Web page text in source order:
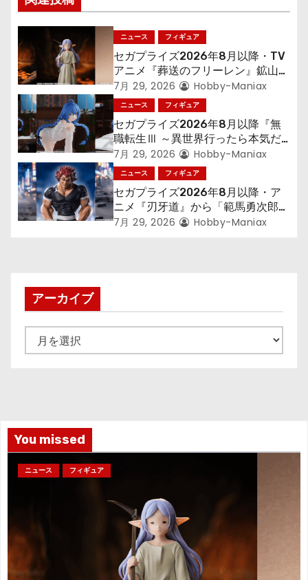
シ
ョ
ン
ニュース フィギュア
セガプライズ2026年8月以降・TV
アニメ『葬送のフリーレン』鉱山で
300年働くことになっっちゃった
「フリーレン」を立体化！
7月 29, 2026 Hobby-Maniax
ニュース フィギュア
セガプライズ2026年8月以降『無
職転生Ⅲ ～異世界行ったら本気だ
す～』から「ロキシー」のフィギュ
アが登場！
7月 29, 2026 Hobby-Maniax
ニュース フィギュア
セガプライズ2026年8月以降・ア
ニメ『刃牙道』から「範馬勇次郎」
が登場ッッ!!
7月 29, 2026 Hobby-Maniax
アーカイブ
ー
You missed
ニュース フィギュア